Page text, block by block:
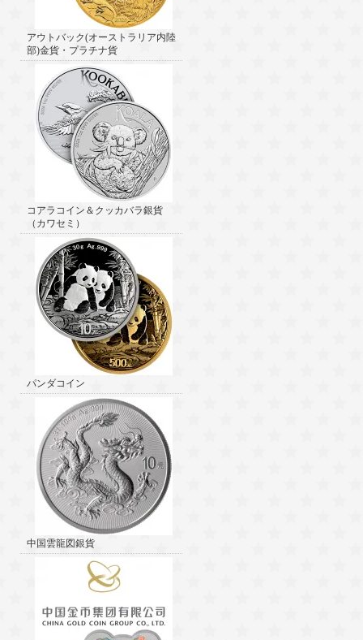
アウトバック(オーストラリア内陸
部)金貨・プラチナ貨
コアラコイン＆クッカバラ銀貨
（カワセミ）
パンダコイン
中国雲龍図銀貨